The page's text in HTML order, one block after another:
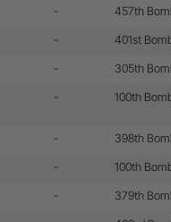
- 457th
- 401st
- 305th
- 100th
- 398th
- 100th
- 379th